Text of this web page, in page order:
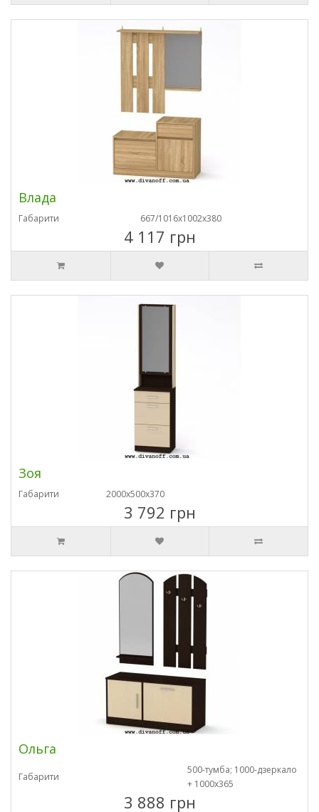
Влада
Габарити 667/1016х1002х380
4 117 грн
Зоя
Габарити 2000х500х370
3 792 грн
Ольга
Габарити
500-тумба; 1000-дзеркало
+ 1000х365
3 888 грн